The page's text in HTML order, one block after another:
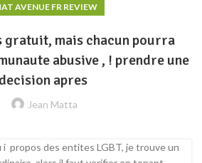
AVENUE FR REVIEW
gratuit, mais chacun pourra
abusive , ! prendre une
decision apres
Jean Matta
i propos des entites LGBT, je trouve un